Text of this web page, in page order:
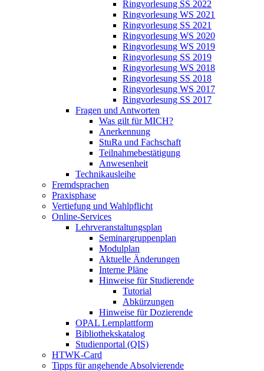
Ringvorlesung SS 2022
Ringvorlesung WS 2021
Ringvorlesung SS 2021
Ringvorlesung WS 2020
Ringvorlesung WS 2019
Ringvorlesung SS 2019
Ringvorlesung WS 2018
Ringvorlesung SS 2018
Ringvorlesung WS 2017
Ringvorlesung SS 2017
Fragen und Antworten
Was gilt für MICH?
Anerkennung
StuRa und Fachschaft
Teilnahmebestätigung
Anwesenheit
Technikausleihe
Fremdsprachen
Praxisphase
Vertiefung und Wahlpflicht
Online-Services
Lehrveranstaltungsplan
Seminargruppenplan
Modulplan
Aktuelle Änderungen
Interne Pläne
Hinweise für Studierende
Tutorial
Abkürzungen
Hinweise für Dozierende
OPAL Lernplattform
Bibliothekskatalog
Studienportal (QIS)
HTWK-Card
Tipps für angehende Absolvierende